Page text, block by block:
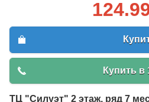
Купить в
ТЦ "Силуэт" 2 этаж, ряд 7